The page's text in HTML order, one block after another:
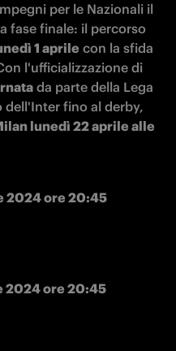
per le Nazionali il
fase finale: il percorso
1 aprile con la sfida
da parte della Lega
dell'Inter fino al derby,
lunedì 22 aprile alle
2024 ore 20:45